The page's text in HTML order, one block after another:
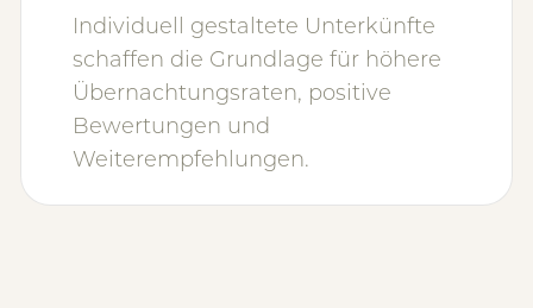
Individuell gestaltete Unterkünfte
schaffen die Grundlage für höhere
Übernachtungsraten, positive
Bewertungen und
Weiterempfehlungen.